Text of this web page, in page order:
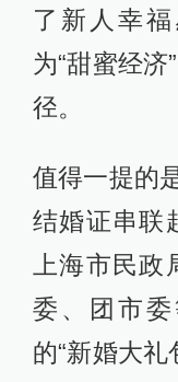
了新人幸
为“甜蜜经
径。
值得一提的
结婚证串联
上海市民
委、团市
的“新婚大